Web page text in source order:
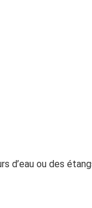
d’eau ou des